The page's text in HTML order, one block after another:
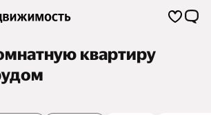
квартиру